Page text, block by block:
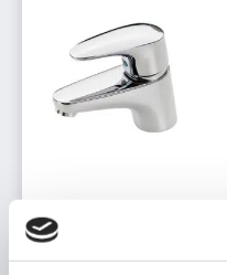
Pesuallashana Oras